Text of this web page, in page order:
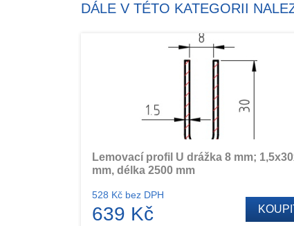
DÁLE V TÉTO KATEGORII
Lemovací profil U drážka 8 mm;
mm, délka 2500 mm
528 Kč bez DPH
639 Kč